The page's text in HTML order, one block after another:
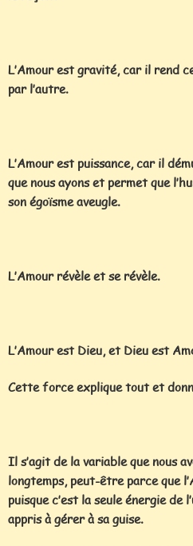
L’Amour est gravité, car il rend
par l’autre.
L’Amour est puissance, car il
que nous ayons et permet que
son égoïsme aveugle.
L’Amour révèle et se révèle.
L’Amour est Dieu, et Dieu est
Cette force explique tout et
Il s’agit de la variable que nous
longtemps, peut-être parce que
puisque c’est la seule énergie de
appris à gérer à sa guise.